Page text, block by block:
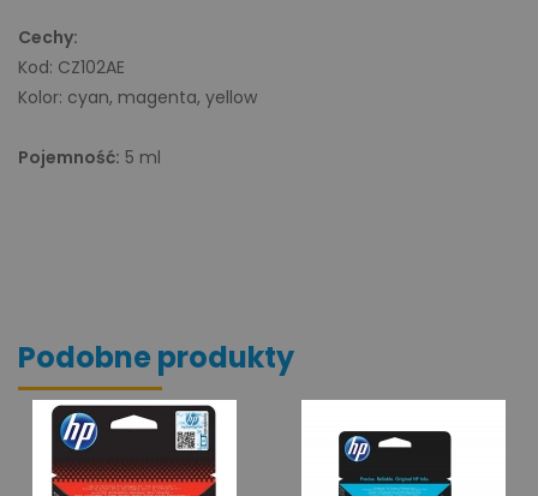
Cechy:
Kod: CZ102AE
Kolor: cyan, magenta, yellow
Pojemność: 5 ml
Podobne produkty